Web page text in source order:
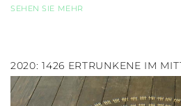
SEHEN SIE MEHR
2020: 1426 ERTRUNKENE IM